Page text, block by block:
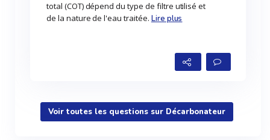
total (COT) dépend du type de filtre utilisé et
de la nature de l'eau traitée. Lire plus
Voir toutes les questions sur Décarbonateur